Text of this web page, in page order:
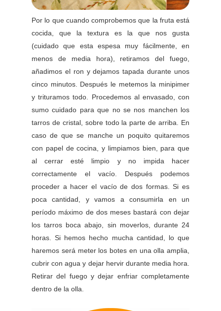
Por lo que cuando comprobemos que la fruta está
cocida, que la textura es la que nos gusta
(cuidado que esta espesa muy fácilmente, en
menos de media hora), retiramos del fuego,
añadimos el ron y dejamos tapada durante unos
cinco minutos. Después le metemos la minipimer
y trituramos todo. Procedemos al envasado, con
sumo cuidado para que no se nos manchen los
tarros de cristal, sobre todo la parte de arriba. En
caso de que se manche un poquito quitaremos
con papel de cocina, y limpiamos bien, para que
al cerrar esté limpio y no impida hacer
correctamente el vacío. Después podemos
proceder a hacer el vacío de dos formas. Si es
poca cantidad, y vamos a consumirla en un
período máximo de dos meses bastará con dejar
los tarros boca abajo, sin moverlos, durante 24
horas. Si hemos hecho mucha cantidad, lo que
haremos será meter los botes en una olla amplia,
cubrir con agua y dejar hervir durante media hora.
Retirar del fuego y dejar enfriar completamente
dentro de la olla.